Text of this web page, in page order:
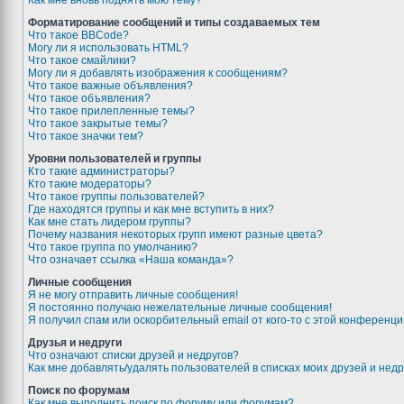
Форматирование сообщений и типы создаваемых тем
Что такое BBCode?
Могу ли я использовать HTML?
Что такое смайлики?
Могу ли я добавлять изображения к сообщениям?
Что такое важные объявления?
Что такое объявления?
Что такое прилепленные темы?
Что такое закрытые темы?
Что такое значки тем?
Уровни пользователей и группы
Кто такие администраторы?
Кто такие модераторы?
Что такое группы пользователей?
Где находятся группы и как мне вступить в них?
Как мне стать лидером группы?
Почему названия некоторых групп имеют разные цвета?
Что такое группа по умолчанию?
Что означает ссылка «Наша команда»?
Личные сообщения
Я не могу отправить личные сообщения!
Я постоянно получаю нежелательные личные сообщения!
Я получил спам или оскорбительный email от кого-то с этой
Друзья и недруги
Что означают списки друзей и недругов?
Как мне добавлять/удалять пользователей в списках моих друзей и
Поиск по форумам